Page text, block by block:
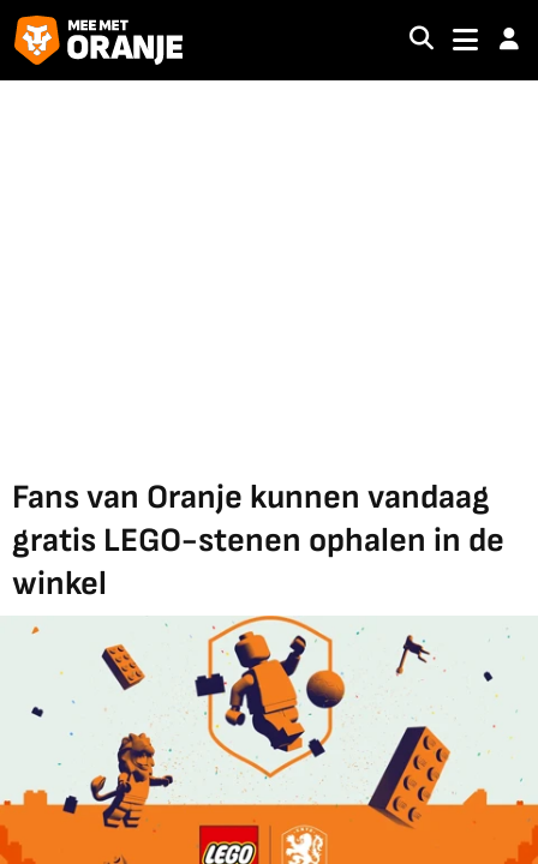
Fans van Oranje kunnen vandaag
gratis LEGO-stenen ophalen in de
winkel